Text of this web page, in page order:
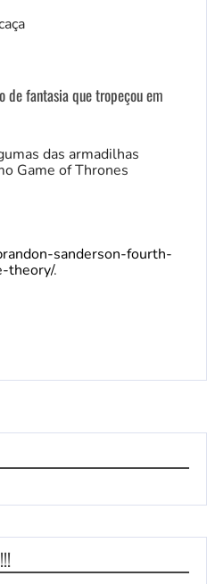
de fantasia que tropeçou em
das armadilhas
Game of Thrones
sanderson-fourth-
theory/.